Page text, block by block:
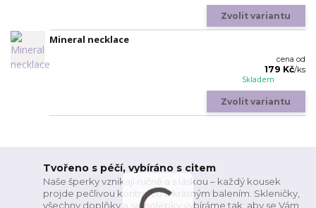
Zvolit variantu
Mineral necklace
cena od
179 Kč/ks
Skladem
Zvolit variantu
Tvořeno s péčí, vybíráno s citem
Naše šperky vznikají ručně a s láskou – každý kousek
projde pečlivou kontrolou a krásným balením. Skleničky,
všechny doplňky a samolepky vybíráme tak, aby se Vám